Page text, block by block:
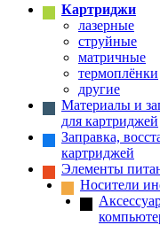
Картриджи
лазерные
струйные
матричные
термоплёнки
другие
Материалы и
для картриджей
Заправка,
картриджей
Элементы
Носители